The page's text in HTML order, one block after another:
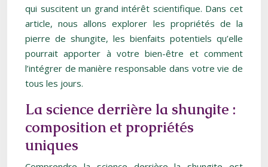
qui suscitent un grand intérêt scientifique. Dans cet
article, nous allons explorer les propriétés de la
pierre de shungite, les bienfaits potentiels qu’elle
pourrait apporter à votre bien-être et comment
l’intégrer de manière responsable dans votre vie de
tous les jours.
La science derrière la shungite :
composition et propriétés
uniques